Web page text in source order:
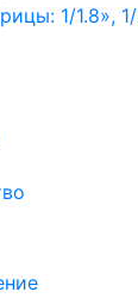
1/1.8», 1/